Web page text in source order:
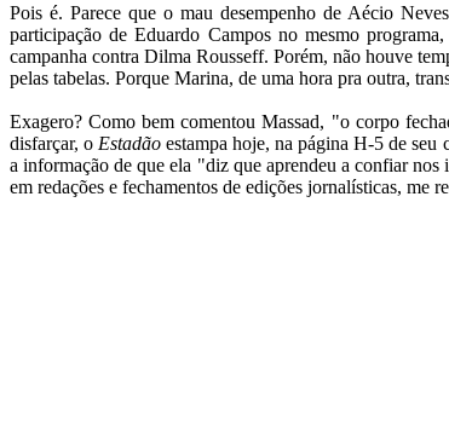
Pois é. Parece que o mau desempenho de Aécio
participação de Eduardo Campos no mesmo
campanha contra Dilma Rousseff. Porém, não houve
pelas tabelas. Porque Marina, de uma hora pra outra,
Exagero? Como bem comentou Massad, "o corpo
disfarçar, o Estadão estampa hoje, na página H-5 de
a informação de que ela "diz que aprendeu a confiar
em redações e fechamentos de edições jornalísticas, me